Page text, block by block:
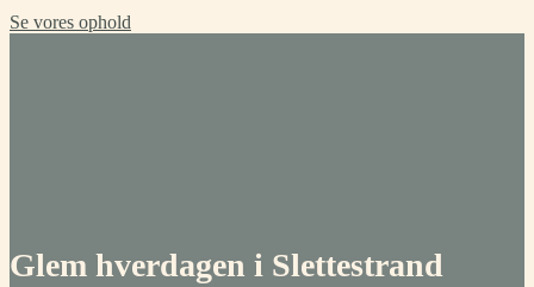
Se vores ophold
Glem hverdagen i Slettestrand